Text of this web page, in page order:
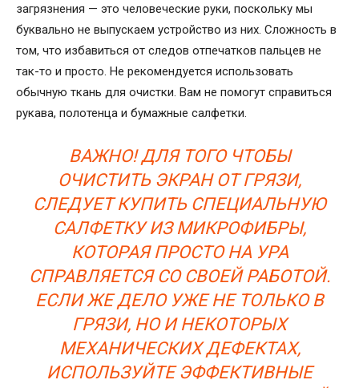
загрязнения — это человеческие руки, поскольку мы
буквально не выпускаем устройство из них. Сложность в
том, что избавиться от следов отпечатков пальцев не
так-то и просто. Не рекомендуется использовать
обычную ткань для очистки. Вам не помогут справиться
рукава, полотенца и бумажные салфетки.
ВАЖНО! ДЛЯ ТОГО ЧТОБЫ
ОЧИСТИТЬ ЭКРАН ОТ ГРЯЗИ,
СЛЕДУЕТ КУПИТЬ СПЕЦИАЛЬНУЮ
САЛФЕТКУ ИЗ МИКРОФИБРЫ,
КОТОРАЯ ПРОСТО НА УРА
СПРАВЛЯЕТСЯ СО СВОЕЙ РАБОТОЙ.
ЕСЛИ ЖЕ ДЕЛО УЖЕ НЕ ТОЛЬКО В
ГРЯЗИ, НО И НЕКОТОРЫХ
МЕХАНИЧЕСКИХ ДЕФЕКТАХ,
ИСПОЛЬЗУЙТЕ ЭФФЕКТИВНЫЕ